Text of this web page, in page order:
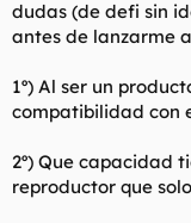
e
l
e
m
c
i
dudas (de defi sin
antes de lanzarme
1º) Al ser un
compatibilidad con
2º) Que capacidad
reproductor que